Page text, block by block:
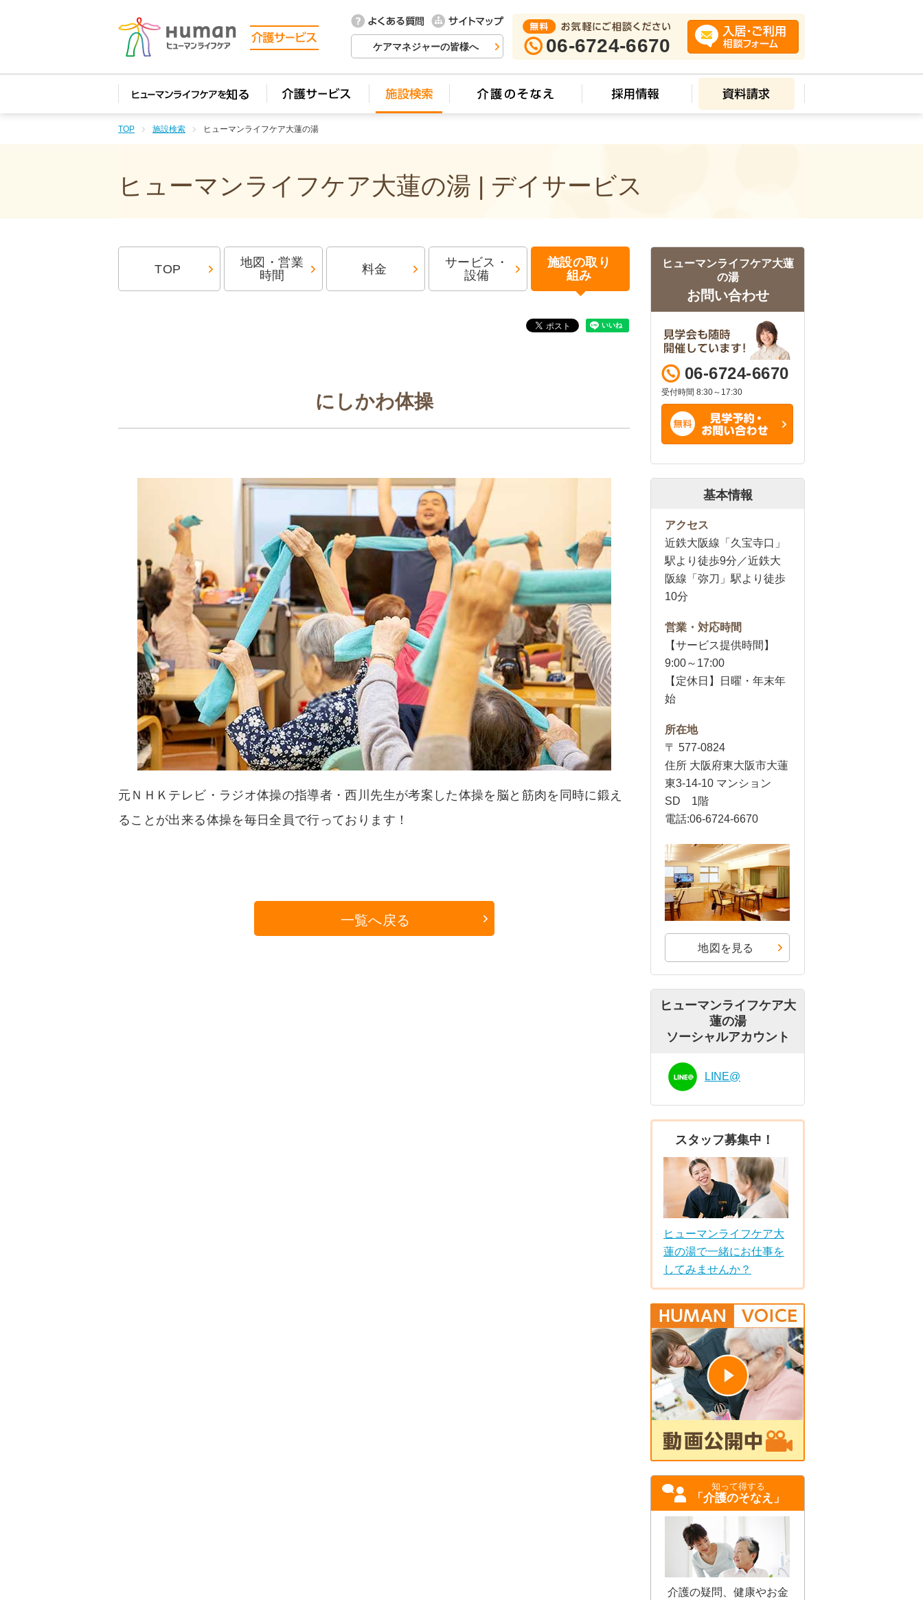
ケアマネジャーの皆様へ 06-6724-6670
TOP 施設検索 ヒューマンライフケア大蓮の湯
ヒューマンライフケア大蓮の湯 | デイサービス
TOP
地図・営業
時間
料金
サービス・
設備
施設の取り
組み
にしかわ体操
元ＮＨＫテレビ・ラジオ体操の指導者・西川先生が考案した体操を脳と筋肉を同時に鍛え
ることが出来る体操を毎日全員で行っております！
一覧へ戻る
ヒューマンライフケア大蓮
の湯
お問い合わせ
06-6724-6670
受付時間 8:30～17:30
基本情報
アクセス
近鉄大阪線「久宝寺口」
駅より徒歩9分／近鉄大
阪線「弥刀」駅より徒歩
10分
営業・対応時間
【サービス提供時間】
9:00～17:00
【定休日】日曜・年末年
始
所在地
〒 577-0824
住所 大阪府東大阪市大蓮
東3-14-10 マンション
SD 1階
電話:06-6724-6670
地図を見る
ヒューマンライフケア大
蓮の湯
ソーシャルアカウント
LINE@
スタッフ募集中！
ヒューマンライフケア大
蓮の湯で一緒にお仕事を
してみませんか？
知って得する
「介護のそなえ」
介護の疑問、健康やお金